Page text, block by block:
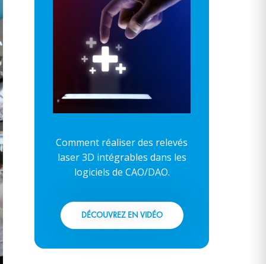
Comment réaliser des relevés
laser 3D intégrables dans les
logiciels de CAO/DAO.
DÉCOUVREZ EN VIDÉO